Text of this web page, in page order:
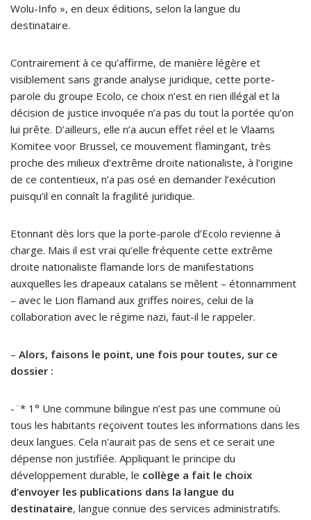
Wolu-Info », en deux éditions, selon la langue du
destinataire.
Contrairement à ce qu’affirme, de manière légère et
visiblement sans grande analyse juridique, cette porte-
parole du groupe Ecolo, ce choix n’est en rien illégal et la
décision de justice invoquée n’a pas du tout la portée qu’on
lui prête. D’ailleurs, elle n’a aucun effet réel et le Vlaams
Komitee voor Brussel, ce mouvement flamingant, très
proche des milieux d’extrême droite nationaliste, à l’origine
de ce contentieux, n’a pas osé en demander l’exécution
puisqu’il en connaît la fragilité juridique.
Etonnant dès lors que la porte-parole d’Ecolo revienne à
charge. Mais il est vrai qu’elle fréquente cette extrême
droite nationaliste flamande lors de manifestations
auxquelles les drapeaux catalans se mêlent – étonnamment
– avec le Lion flamand aux griffes noires, celui de la
collaboration avec le régime nazi, faut-il le rappeler.
– Alors, faisons le point, une fois pour toutes, sur ce
dossier :
-¨* 1° Une commune bilingue n’est pas une commune où
tous les habitants reçoivent toutes les informations dans les
deux langues. Cela n’aurait pas de sens et ce serait une
dépense non justifiée. Appliquant le principe du
développement durable, le collège a fait le choix
d’envoyer les publications dans la langue du
destinataire, langue connue des services administratifs.